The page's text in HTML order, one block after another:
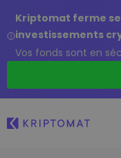
Kriptomat ferme
investissements
Vos fonds sont en